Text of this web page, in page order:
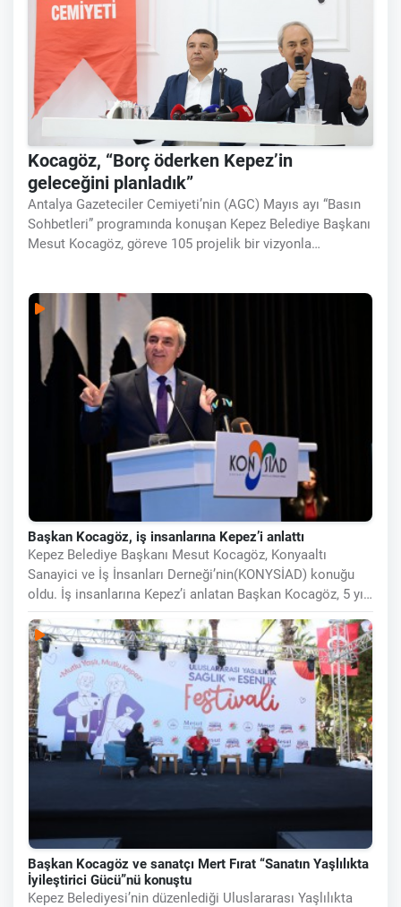
Kocagöz, “Borç öderken Kepez’in
geleceğini planladık”
Antalya Gazeteciler Cemiyeti’nin (AGC) Mayıs ayı “Basın
Sohbetleri” programında konuşan Kepez Belediye Başkanı
Mesut Kocagöz, göreve 105 projelik bir vizyonla
Başkan Kocagöz, iş insanlarına Kepez’i anlattı
Kepez Belediye Başkanı Mesut Kocagöz, Konyaaltı
Sanayici ve İş İnsanları Derneği’nin(KONYSİAD) konuğu
oldu. İş insanlarına Kepez’i anlatan Başkan Kocagöz, 5 yıl
sonraki Kepez’i,
Başkan Kocagöz ve sanatçı Mert Fırat “Sanatın Yaşlılıkta
İyileştirici Gücü”nü konuştu
Kepez Belediyesi’nin düzenlediği Uluslararası Yaşlılıkta